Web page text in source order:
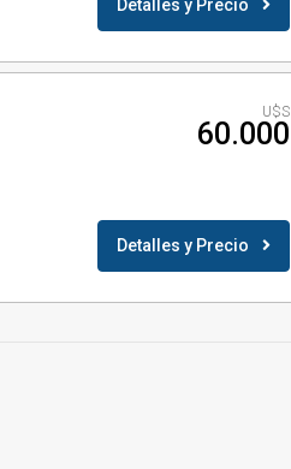
Detalles y Precio
U$S
60.000
Detalles y Precio